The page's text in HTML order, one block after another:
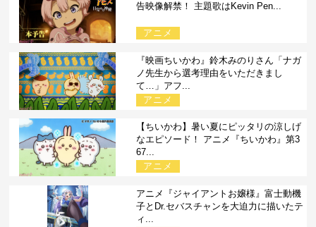
告映像解禁！ 主題歌はKevin Pen...
アニメ
『映画ちいかわ』鈴木みのりさん「ナガ
ノ先生から選考理由をいただきまし
て…」アフ...
アニメ
【ちいかわ】暑い夏にピッタリの涼しげ
なエピソード！ アニメ『ちいかわ』第3
67...
アニメ
アニメ『ジャイアントお嬢様』富士動機
子とDr.セバスチャンを大迫力に描いたテ
ィ...